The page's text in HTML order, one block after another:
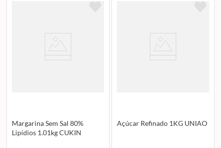
Margarina Sem Sal 80%
Lipídios 1.01kg CUKIN
Açúcar Refinado 1KG UNIAO